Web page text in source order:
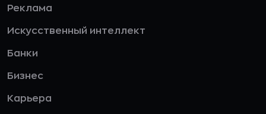
Реклама
Искусственный интеллект
Банки
Бизнес
Карьера